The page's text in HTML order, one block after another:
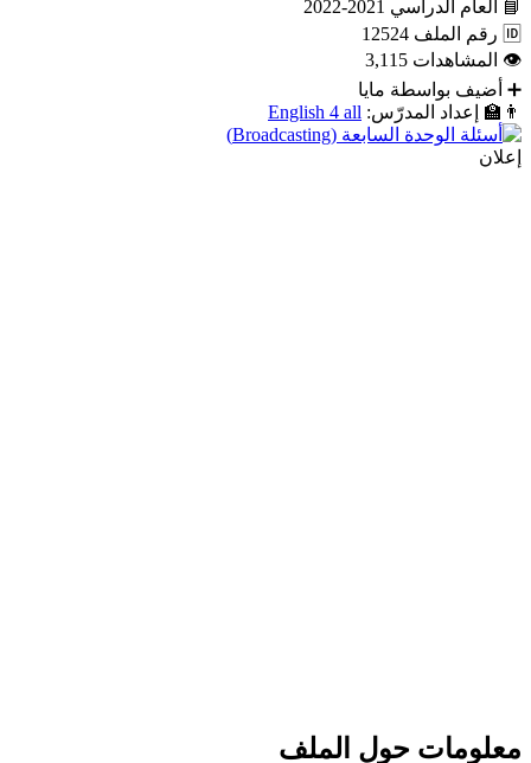
📘
العام الدراسي 2021-2022
🆔 رقم الملف 12524
👁
المشاهدات 3,115
➕
أضيف بواسطة مايا
👨‍🏫
إعداد المدرّس: English 4 all
إعلان
معلومات حول الملف